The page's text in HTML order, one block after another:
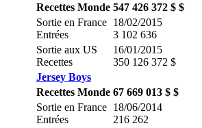
Recettes Monde 547 426 372 $ $
Sortie en France
Entrées
18/02/2015
3 102 636
Sortie aux US
Recettes
16/01/2015
350 126 372 $
Jersey Boys
Recettes Monde 67 669 013 $ $
Sortie en France
Entrées
18/06/2014
216 262